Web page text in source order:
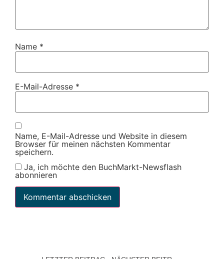
Name *
E-Mail-Adresse *
Name, E-Mail-Adresse und Website in diesem
Browser für meinen nächsten Kommentar
speichern.
Ja, ich möchte den BuchMarkt-Newsflash
abonnieren